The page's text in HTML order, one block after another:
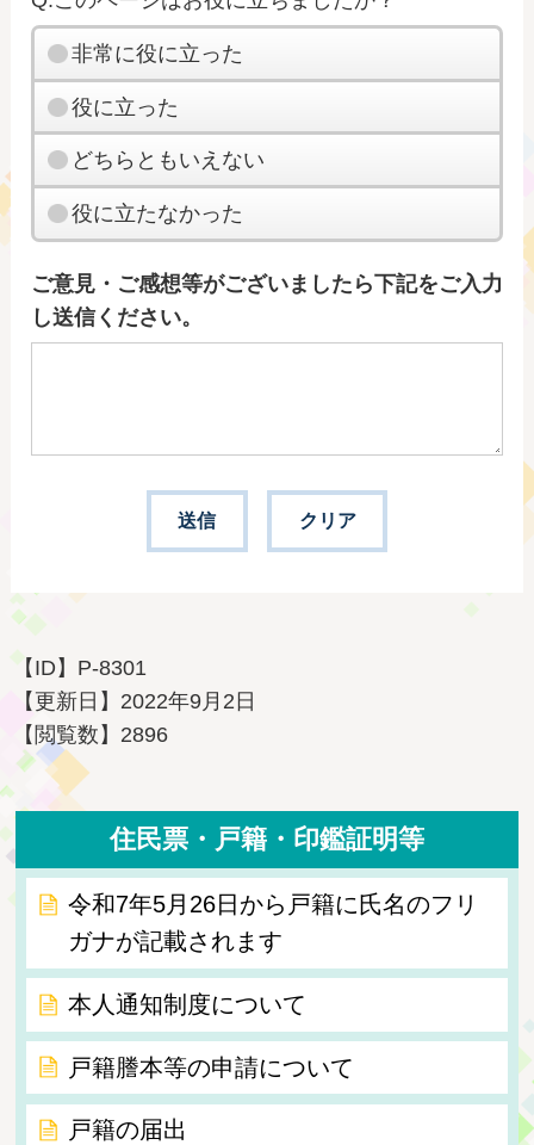
非常に役に立った
役に立った
どちらともいえない
役に立たなかった
ご意見・ご感想等がございましたら下記をご入力
し送信ください。
【ID】 P-8301
【更新日】 2022年9月2日
【閲覧数】 2896
住民票・戸籍・印鑑証明等
令和7年5月26日から戸籍に氏名のフリ
ガナが記載されます
本人通知制度について
戸籍謄本等の申請について
戸籍の届出